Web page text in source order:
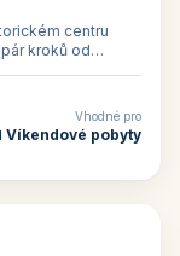
centru
kroků od
Vhodné pro
Víkendové pobyty